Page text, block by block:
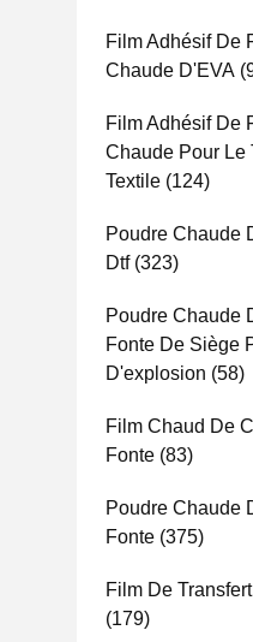
Film Adhésif De
Chaude D'EVA
Film Adhésif De
Chaude Pour Le
Textile (124)
Poudre Chaude
Dtf(323)
Poudre Chaude
Fonte De Siège
D'explosion (58)
Film Chaud De
Fonte (83)
Poudre Chaude
Fonte (375)
Film De
(179)